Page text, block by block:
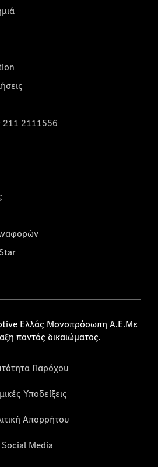
211 2111556
Ελλάς Μονοπρόσωπη Α.Ε.Με
παντός δικαιώματος.
Παρόχου
Υποδείξεις
Απορρήτου
Social Media